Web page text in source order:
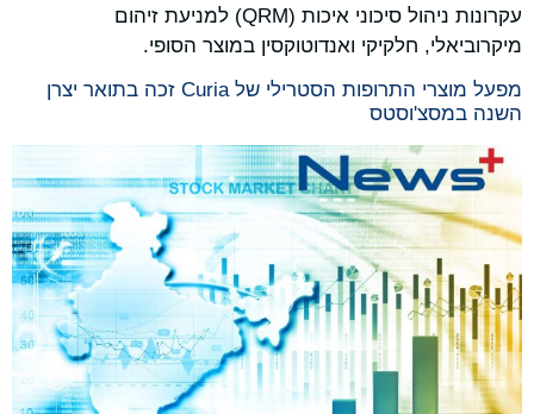
עקרונות ניהול סיכוני איכות (QRM) למניעת זיהום
מיקרוביאלי, חלקיקי ואנדוטוקסין במוצר הסופי.
מפעל מוצרי התרופות הסטרילי של Curia זכה בתואר יצרן
השנה במסצ'וסטס